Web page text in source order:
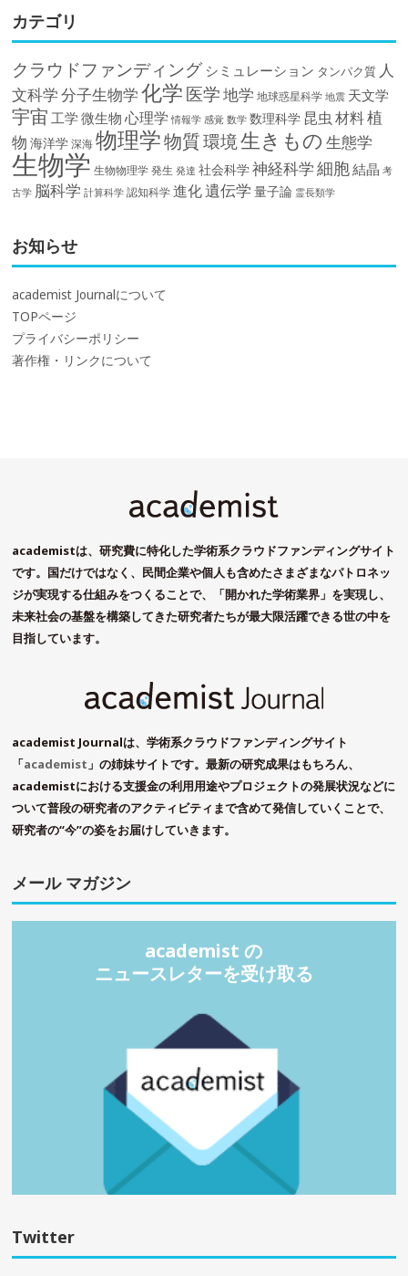
カテゴリ
クラウドファンディングシミュレーション タンパク質 人
文科学分子生物学化学医学地学 地球惑星科学 地震 天文学
宇宙 工学 微生物 心理学 情報学 感覚 数学 数理科学 昆虫 材料植
物 海洋学 深海 物理学物質環境生きもの 生態学
生物学 生物物理学 発生 発達 社会科学神経科学細胞結晶 考
古学 脳科学 計算科学 認知科学 進化遺伝学 量子論 霊長類学
お知らせ
academist Journalについて
TOPページ
プライバシーポリシー
著作権・リンクについて
academistは、研究費に特化した学術系クラウドファンディングサイト
です。国だけではなく、民間企業や個人も含めたさまざまなパトロネッ
ジが実現する仕組みをつくることで、「開かれた学術業界」を実現し、
未来社会の基盤を構築してきた研究者たちが最大限活躍できる世の中を
目指しています。
academist Journalは、学術系クラウドファンディングサイト
「academist 」の姉妹サイトです。最新の研究成果はもちろん、
academistにおける支援金の利用用途やプロジェクトの発展状況などに
ついて普段の研究者のアクティビティまで含めて発信していくことで、
研究者の“今”の姿をお届けしていきます。
メール マガジン
academist の
ニュースレターを受け取る
Twitter